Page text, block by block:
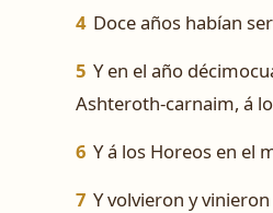
4 Doce años habían
5 Y en el año
Ashteroth-carnaim, á
6 Y á los Horeos en el
7 Y volvieron y